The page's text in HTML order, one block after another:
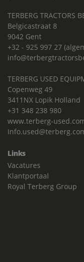
TERBERG TRACTORS
Belgicastraat 8
9042 Gent
+32 - 925 997 27
TERBERG USED
Copenweg 49
3411NX Lopik Holland
+31 348 238 980
www.terberg-
Links
Vacatures
Klantportaal
Royal Terberg Group